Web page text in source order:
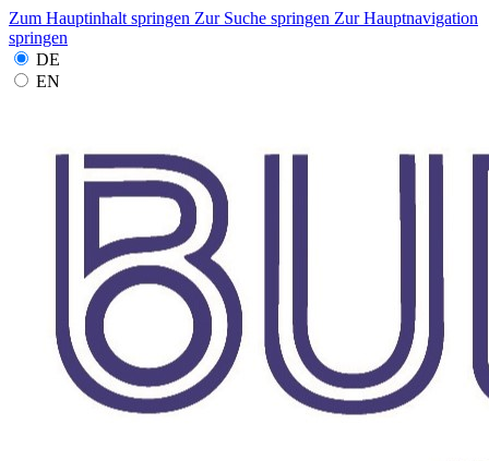
Zum Hauptinhalt springen Zur Suche springen Zur Hauptnavigation
springen
DE
EN